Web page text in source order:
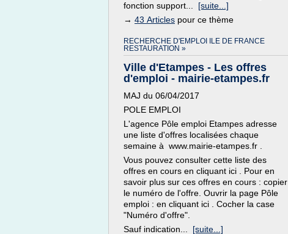
fonction support... [suite...]
→ 43 Articles pour ce thème
RECHERCHE D'EMPLOI ILE DE FRANCE
RESTAURATION »
Ville d'Etampes - Les offres
d'emploi - mairie-etampes.fr
MAJ du 06/04/2017
POLE EMPLOI
L'agence Pôle emploi Etampes adresse
une liste d'offres localisées chaque
semaine à www.mairie-etampes.fr .
Vous pouvez consulter cette liste des
offres en cours en cliquant ici . Pour en
savoir plus sur ces offres en cours : copier
le numéro de l'offre. Ouvrir la page Pôle
emploi : en cliquant ici . Cocher la case
"Numéro d'offre".
Sauf indication... [suite...]